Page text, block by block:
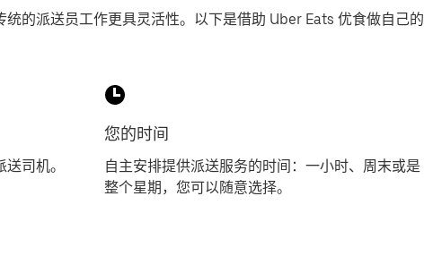
的派送员工作更具灵活性。以下是借助 Uber Eats 优食做自己的
司机。
您的时间
自主安排提供派送服务的时间：一小时、周末或是
整个星期，您可以随意选择。